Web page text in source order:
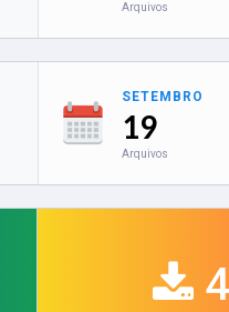
Arquivos
SETEMBRO
19
Arquivos